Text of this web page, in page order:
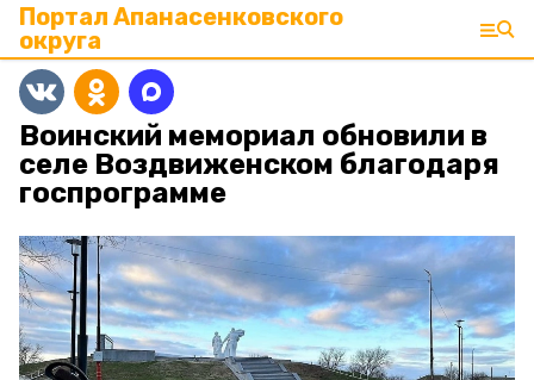
Портал Апанасенковского
округа
Воинский мемориал обновили в
селе Воздвиженском благодаря
госпрограмме